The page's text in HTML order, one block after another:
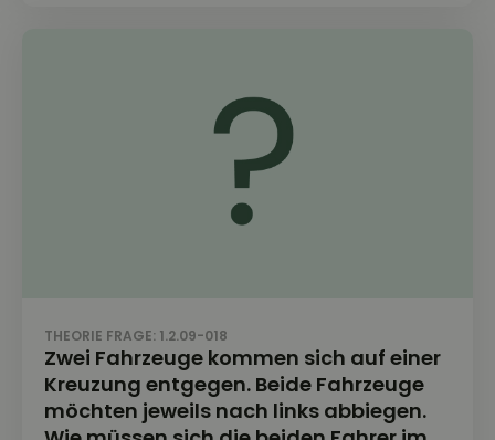
THEORIE FRAGE: 1.2.09-018
Zwei Fahrzeuge kommen sich auf einer
Kreuzung entgegen. Beide Fahrzeuge
möchten jeweils nach links abbiegen.